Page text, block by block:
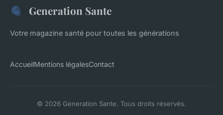
Generation Sante
Votre magazine santé pour toutes les générations
AccueilMentions légalesContact
© 2026 Generation Sante. Tous droits réservés.